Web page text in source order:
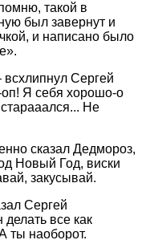
такой в
был завернут и
и написано было
Сергей
Я себя хорошо-о
Не
сказал Дедмороз,
Новый Год, виски
закусывай.
Сергей
все как
ты наоборот.